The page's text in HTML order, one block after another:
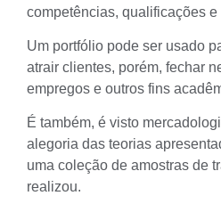
competências, qualificações
Um portfólio pode ser usado
atrair clientes, porém, fechar
empregos e outros fins
É também, é visto
alegoria das teorias
uma coleção de amostras de
realizou.